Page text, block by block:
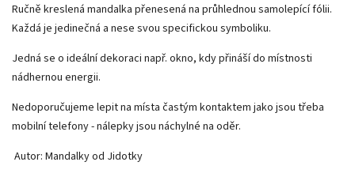
Ručně kreslená mandalka přenesená na průhlednou samolepící fólii.
Každá je jedinečná a nese svou specifickou symboliku.
Jedná se o ideální dekoraci např. okno, kdy přináší do místnosti
nádhernou energii.
Nedoporučujeme lepit na místa častým kontaktem jako jsou třeba
mobilní telefony - nálepky jsou náchylné na oděr.
Autor: Mandalky od Jidotky